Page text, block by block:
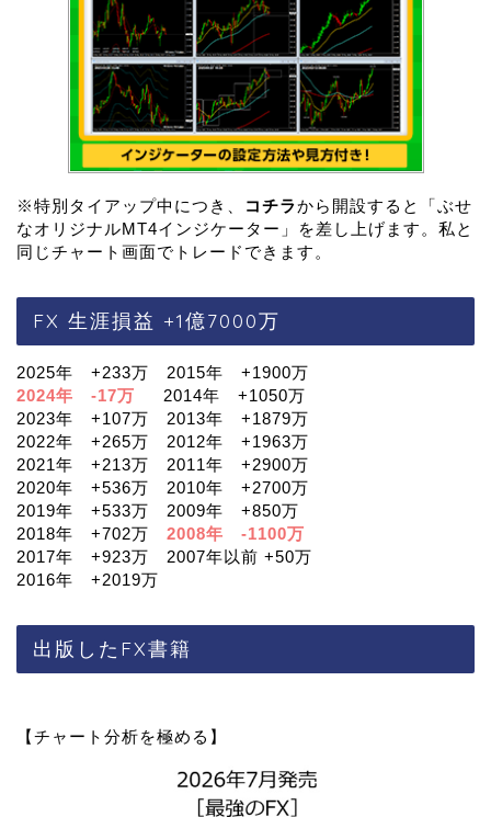
※特別タイアップ中につき、 コチラから開設すると「ぶせ
なオリジナルMT4インジケーター」を差し上げます。私と
同じチャート画面でトレードできます。
FX 生涯損益 +1億7000万
2025年 +233万 2015年 +1900万
2024年 -17万
2014年 +1050万
2023年 +107万 2013年 +1879万
2022年 +265万 2012年 +1963万
2021年 +213万 2011年 +2900万
2020年 +536万 2010年 +2700万
2019年 +533万 2009年 +850万
2018年 +702万 2008年 -1100万
2017年 +923万 2007年以前 +50万
2016年 +2019万
出版したFX書籍
【チャート分析を極める】